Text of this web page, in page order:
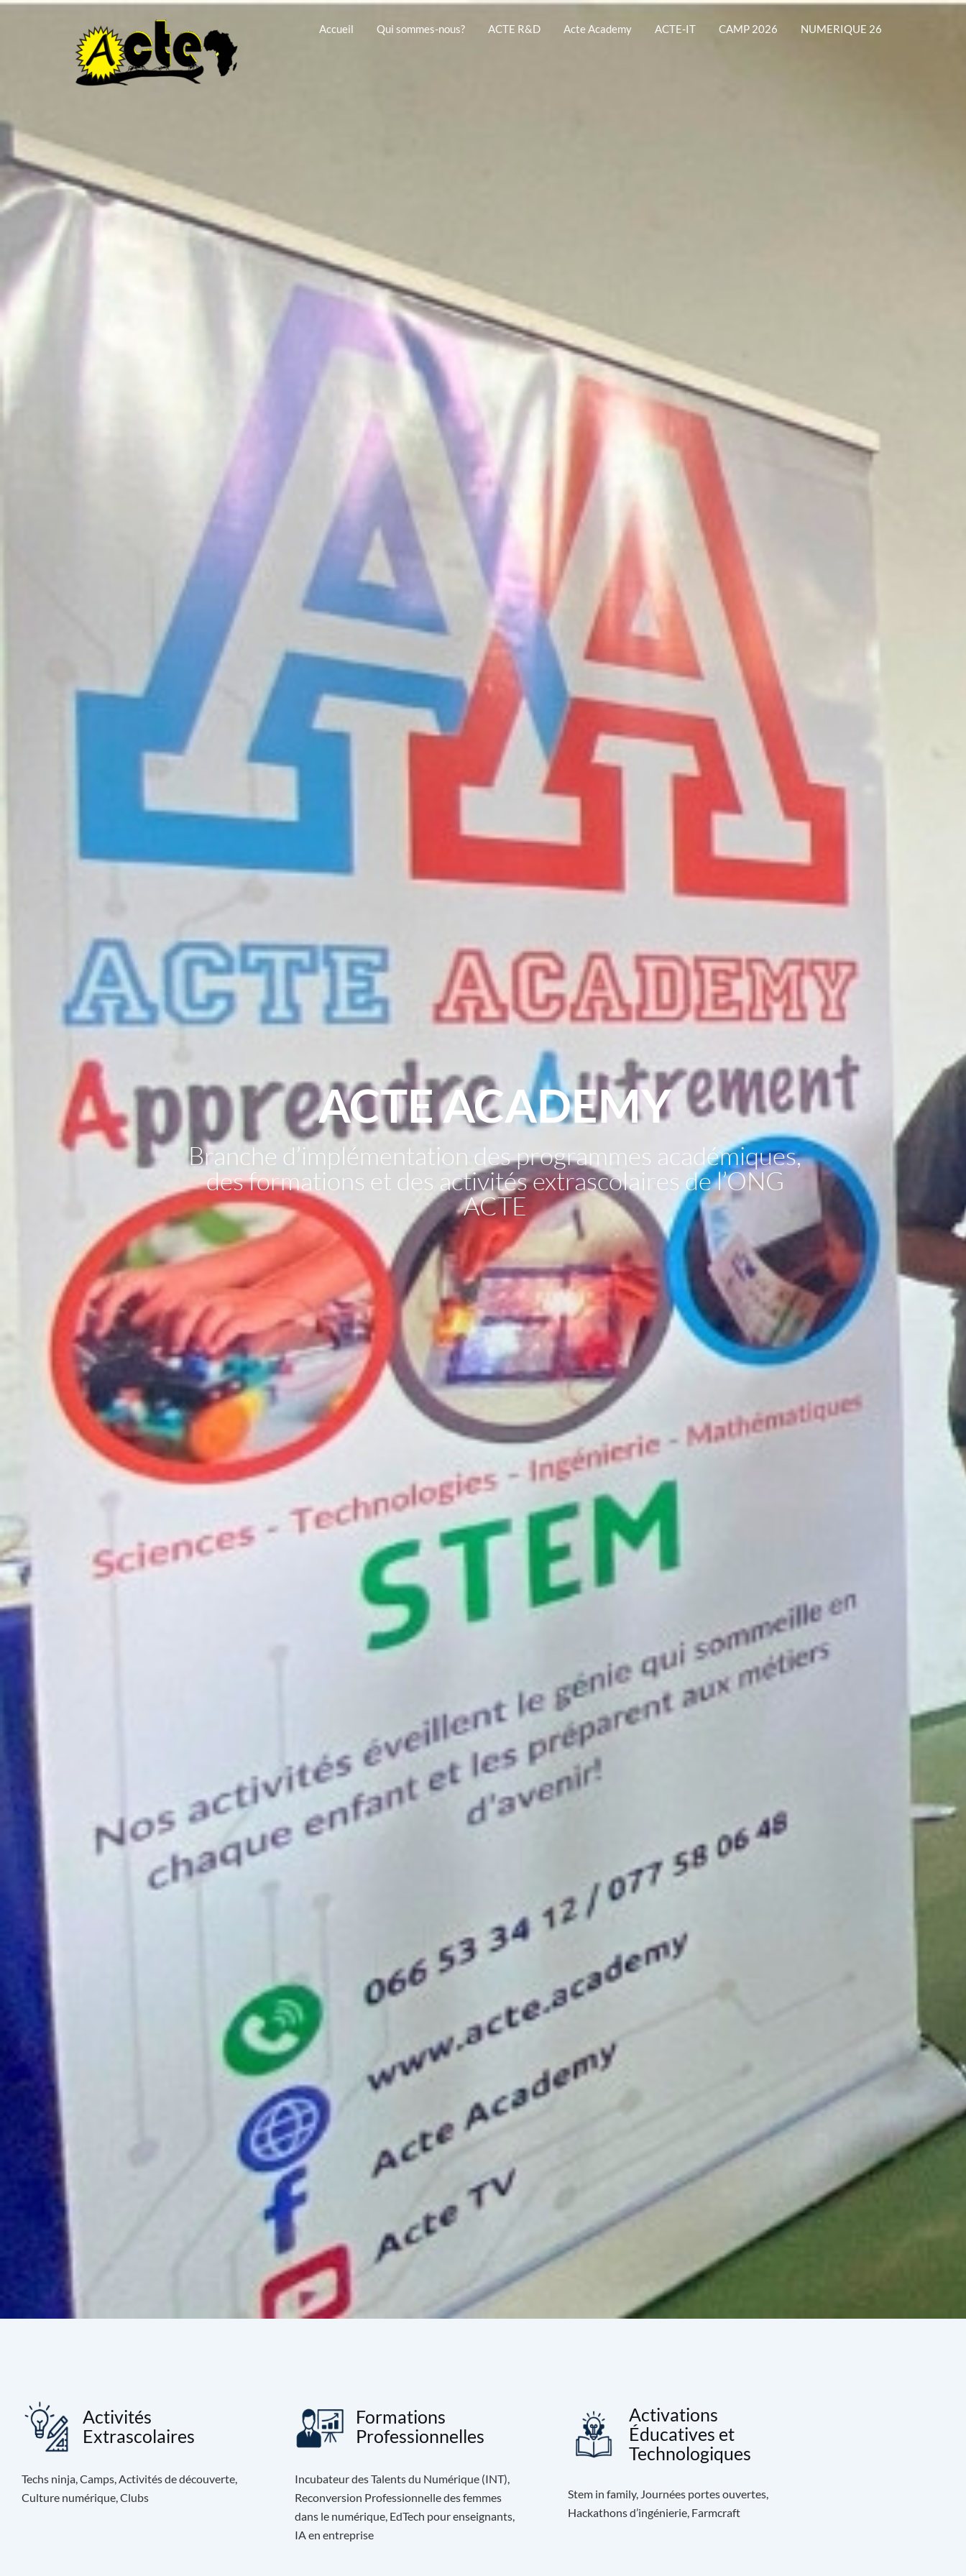
Accueil Qui sommes-nous? ACTE R&D Acte Academy ACTE-IT CAMP 2026 NUMERIQUE 26
ACTE ACADEMY
Branche d’implémentation des programmes académiques,
des formations et des activités extrascolaires de l’ONG
ACTE
Activités
Extrascolaires
Techs ninja, Camps, Activités de découverte,
Culture numérique, Clubs
Formations
Professionnelles
Incubateur des Talents du Numérique (INT),
Reconversion Professionnelle des femmes
dans le numérique, EdTech pour enseignants,
IA en entreprise
Activations
Éducatives et
Technologiques
Stem in family, Journées portes ouvertes,
Hackathons d’ingénierie, Farmcraft